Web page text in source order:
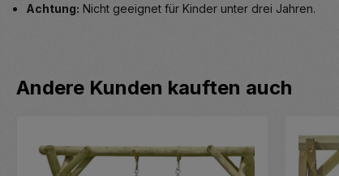
Achtung: Nicht geeignet für Kinder unter drei Jahren.
Produktgalerie überspringen
Andere Kunden kauften auch